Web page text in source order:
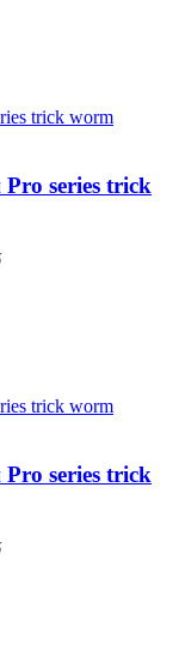
series trick
series trick